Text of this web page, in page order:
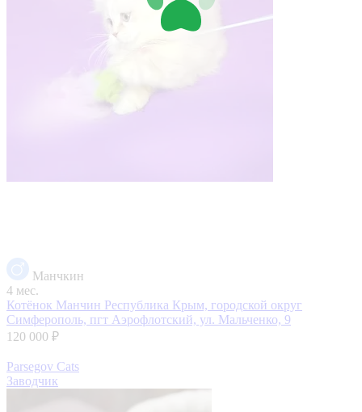
Манчкин
4 мес.
Котёнок Манчин Республика Крым, городской округ
Симферополь, пгт Аэрофлотский, ул. Мальченко, 9
120 000 ₽
Parsegov Cats
Заводчик